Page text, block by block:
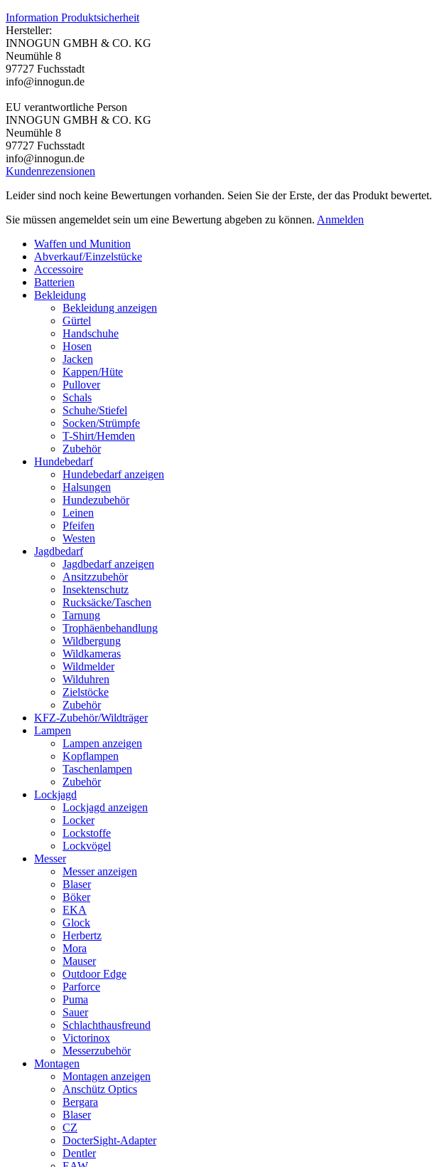
Information Produktsicherheit
Hersteller:
INNOGUN GMBH & CO. KG
Neumühle 8
97727 Fuchsstadt
info@innogun.de
EU verantwortliche Person
INNOGUN GMBH & CO. KG
Neumühle 8
97727 Fuchsstadt
info@innogun.de
Kundenrezensionen
Leider sind noch keine Bewertungen vorhanden. Seien Sie der Erste, der das Produkt bewertet.
Sie müssen angemeldet sein um eine Bewertung abgeben zu können. Anmelden
Waffen und Munition
Abverkauf/Einzelstücke
Accessoire
Batterien
Bekleidung
Bekleidung anzeigen
Gürtel
Handschuhe
Hosen
Jacken
Kappen/Hüte
Pullover
Schals
Schuhe/Stiefel
Socken/Strümpfe
T-Shirt/Hemden
Zubehör
Hundebedarf
Hundebedarf anzeigen
Halsungen
Hundezubehör
Leinen
Pfeifen
Westen
Jagdbedarf
Jagdbedarf anzeigen
Ansitzzubehör
Insektenschutz
Rucksäcke/Taschen
Tarnung
Trophäenbehandlung
Wildbergung
Wildkameras
Wildmelder
Wilduhren
Zielstöcke
Zubehör
KFZ-Zubehör/Wildträger
Lampen
Lampen anzeigen
Kopflampen
Taschenlampen
Zubehör
Lockjagd
Lockjagd anzeigen
Locker
Lockstoffe
Lockvögel
Messer
Messer anzeigen
Blaser
Böker
EKA
Glock
Herbertz
Mora
Mauser
Outdoor Edge
Parforce
Puma
Sauer
Schlachthausfreund
Victorinox
Messerzubehör
Montagen
Montagen anzeigen
Anschütz Optics
Bergara
Blaser
CZ
DocterSight-Adapter
Dentler